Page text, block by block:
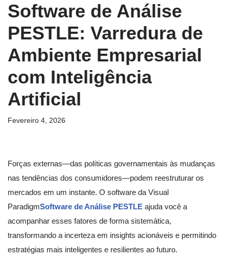
Software de Análise
PESTLE: Varredura de
Ambiente Empresarial
com Inteligência
Artificial
Fevereiro 4, 2026
Forças externas—das políticas governamentais às mudanças
nas tendências dos consumidores—podem reestruturar os
mercados em um instante. O software da Visual
ParadigmSoftware de Análise PESTLE ajuda você a
acompanhar esses fatores de forma sistemática,
transformando a incerteza em insights acionáveis e permitindo
estratégias mais inteligentes e resilientes ao futuro.